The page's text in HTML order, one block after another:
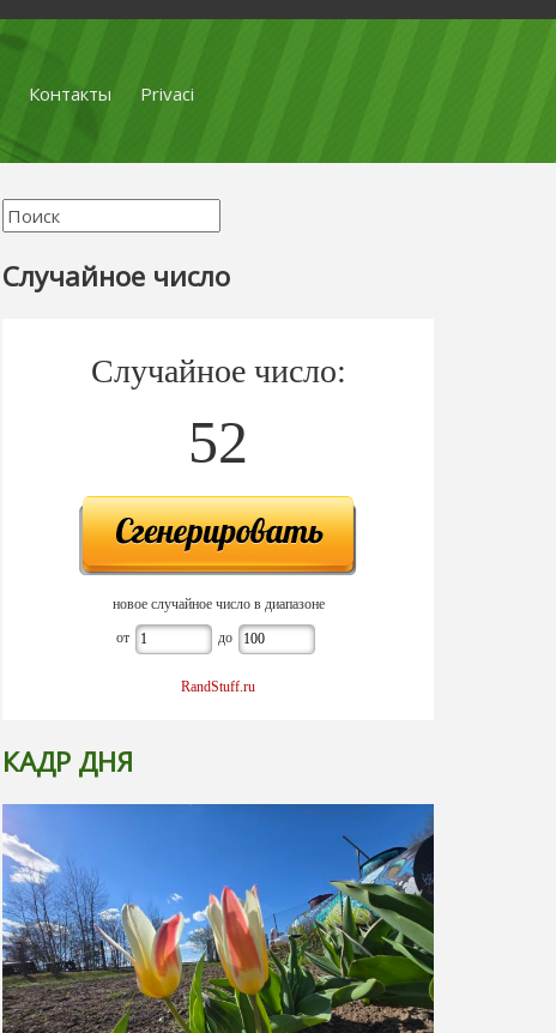
Контакты
Privaci
Случайное число
Случайное число:
52
новое случайное число в диапазоне
от до
RandStuff.ru
КАДР ДНЯ